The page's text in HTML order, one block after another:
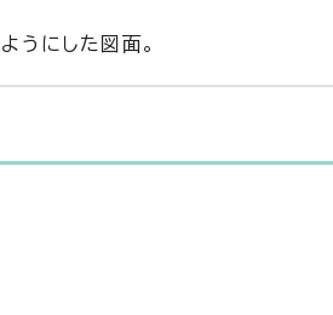
うにした図面。